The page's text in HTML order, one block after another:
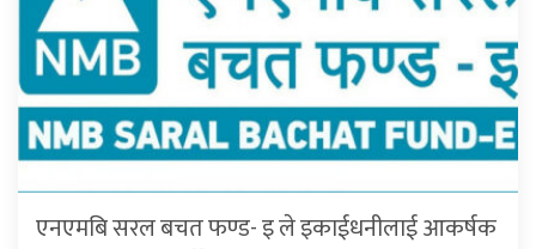
एनएमबि सरल बचत फण्ड- इ ले इकाईधनीलाई आकर्षक